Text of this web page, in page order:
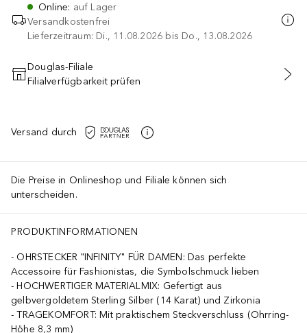
Online: auf Lager
Versandkostenfrei
Lieferzeitraum: Di., 11.08.2026 bis Do., 13.08.2026
IN DEN WARENKORB
Douglas-Filiale
Filialverfügbarkeit prüfen
Versand durch
Die Preise in Onlineshop und Filiale können sich
unterscheiden.
PRODUKTINFORMATIONEN
OHRSTECKER "INFINITY" FÜR DAMEN: Das perfekte
Accessoire für Fashionistas, die Symbolschmuck lieben
HOCHWERTIGER MATERIALMIX: Gefertigt aus
gelbvergoldetem Sterling Silber (14 Karat) und Zirkonia
TRAGEKOMFORT: Mit praktischem Steckverschluss (Ohrring-
Höhe 8,3 mm)